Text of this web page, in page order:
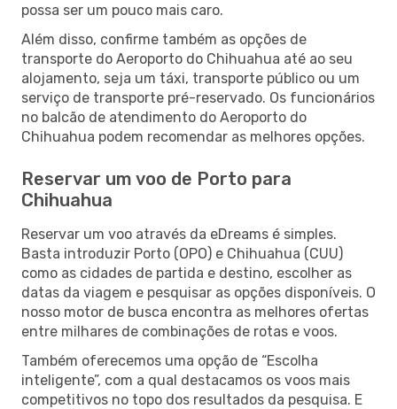
possa ser um pouco mais caro.
Além disso, confirme também as opções de
transporte do Aeroporto do Chihuahua até ao seu
alojamento, seja um táxi, transporte público ou um
serviço de transporte pré-reservado. Os funcionários
no balcão de atendimento do Aeroporto do
Chihuahua podem recomendar as melhores opções.
Reservar um voo de Porto para
Chihuahua
Reservar um voo através da eDreams é simples.
Basta introduzir Porto (OPO) e Chihuahua (CUU)
como as cidades de partida e destino, escolher as
datas da viagem e pesquisar as opções disponíveis. O
nosso motor de busca encontra as melhores ofertas
entre milhares de combinações de rotas e voos.
Também oferecemos uma opção de “Escolha
inteligente”, com a qual destacamos os voos mais
competitivos no topo dos resultados da pesquisa. E